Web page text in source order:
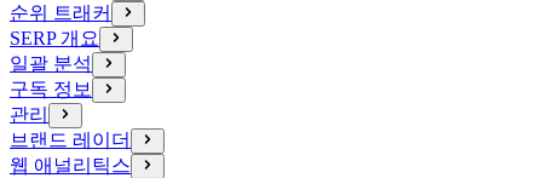
순위 트래커
SERP 개요
일괄 분석
구독 정보
관리
브랜드 레이더
웹 애널리틱스